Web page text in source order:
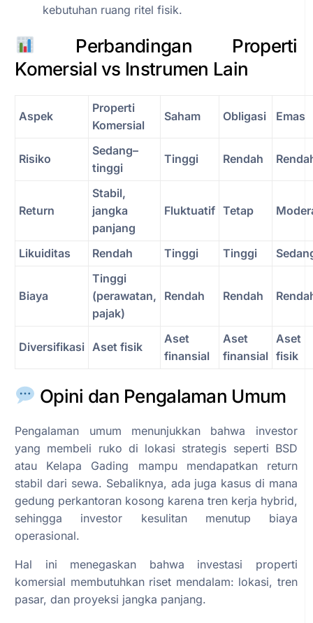
kebutuhan ruang ritel fisik.
Perbandingan Properti
Komersial vs Instrumen Lain
Aspek
Properti
Komersial
Saham Obligasi Emas
Risiko
Sedang–
tinggi
Tinggi Rendah
Return
Stabil,
jangka
panjang
Fluktuatif Tetap
Likuiditas Rendah Tinggi Tinggi
Biaya
Tinggi
(perawatan,
pajak)
Rendah Rendah
Diversifikasi Aset fisik
Aset
finansial
Aset
finansial
Aset
fisik
Opini dan Pengalaman Umum
Pengalaman umum menunjukkan bahwa investor
yang membeli ruko di lokasi strategis seperti BSD
atau Kelapa Gading mampu mendapatkan return
stabil dari sewa. Sebaliknya, ada juga kasus di mana
gedung perkantoran kosong karena tren kerja hybrid,
sehingga investor kesulitan menutup biaya
operasional.
Hal ini menegaskan bahwa investasi properti
komersial membutuhkan riset mendalam: lokasi, tren
pasar, dan proyeksi jangka panjang.